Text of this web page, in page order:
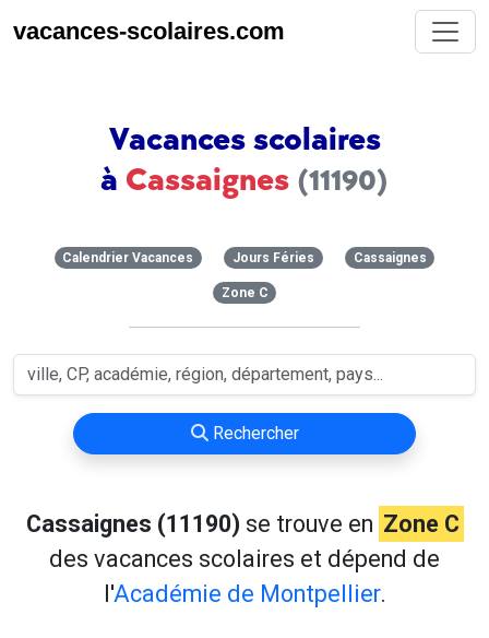
vacances-scolaires.com
Vacances scolaires
à Cassaignes (11190)
Calendrier Vacances Jours Féries Cassaignes
Zone C
Rechercher
Cassaignes (11190) se trouve en Zone C
des vacances scolaires et dépend de
l'Académie de Montpellier.